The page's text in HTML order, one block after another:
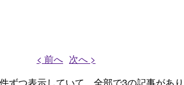
< 前へ 次へ >
ずつ表示していて、全部で3の記事があり